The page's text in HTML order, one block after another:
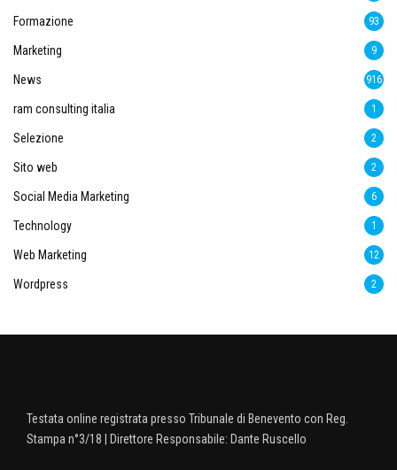
Formazione 93
Marketing 9
News 916
ram consulting italia 1
Selezione 2
Sito web 2
Social Media Marketing 6
Technology 1
Web Marketing 12
Wordpress 2
Testata online registrata presso Tribunale di Benevento con Reg.
Stampa n°3/18 | Direttore Responsabile: Dante Ruscello